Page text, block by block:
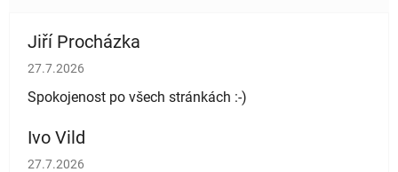
Jiří Procházka
Hodnocení obchodu je 5 z 5 hvězdiček.
27.7.2026
Spokojenost po všech stránkách :-)
Ivo Vild
Hodnocení obchodu je 5 z 5 hvězdiček.
27.7.2026